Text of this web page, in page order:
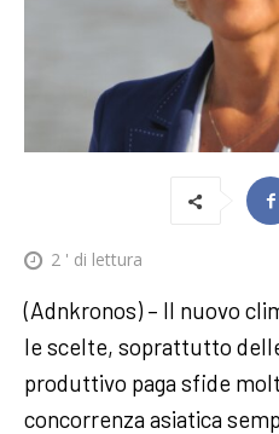
2 ' di lettura
(Adnkronos) – Il nuovo
le scelte, soprattutto
produttivo paga sfide
concorrenza asiatica